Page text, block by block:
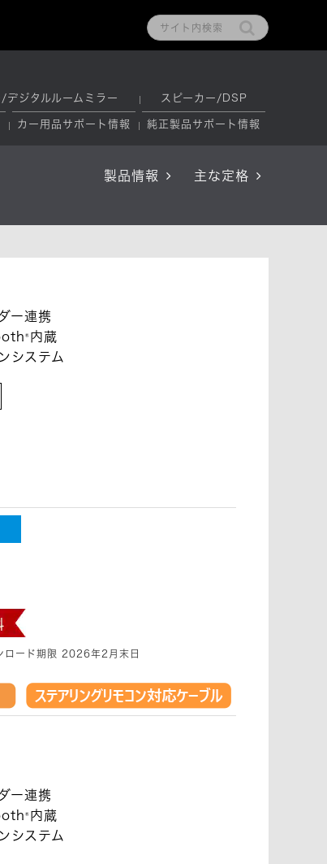
/デジタルルームミラー スピーカー/DSP
カー用品サポート情報 純正製品サポート情報
製品情報 主な定格
ー連携
® 内蔵
システム
ード期限 2026年2月末日
ー連携
® 内蔵
システム